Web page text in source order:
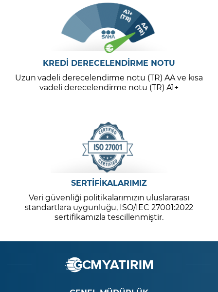
KREDİ DERECELENDİRME NOTU
Uzun vadeli derecelendirme notu (TR) AA ve kısa
vadeli derecelendirme notu (TR) A1+
SERTİFİKALARIMIZ
Veri güvenliği politikalarımızın uluslararası
standartlara uygunluğu, ISO/IEC 27001:2022
sertifikamızla tescillenmiştir.